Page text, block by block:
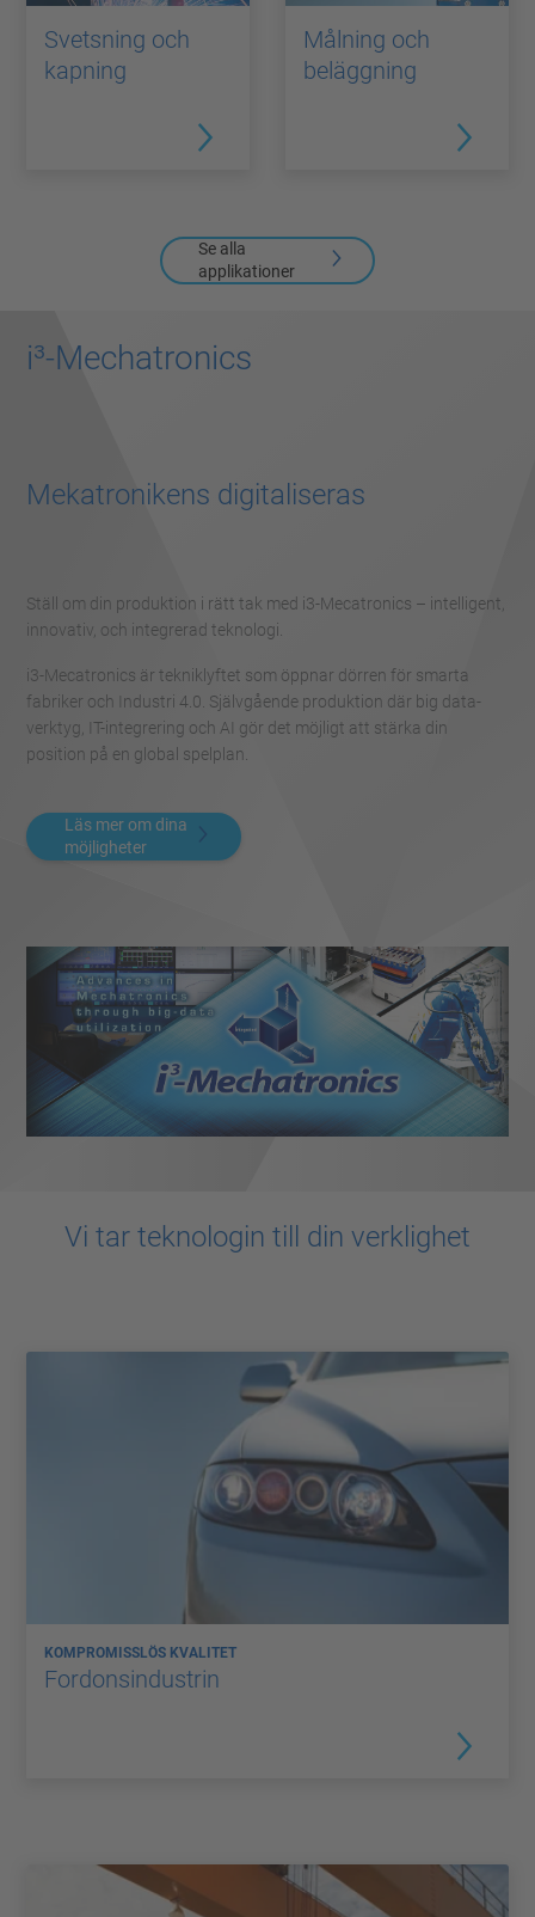
Svetsning och
kapning
Målning och
beläggning
Se alla
applikationer
i³-Mechatronics
Mekatronikens digitaliseras
Ställ om din produktion i rätt tak med i3-Mecatronics – intelligent,
innovativ, och integrerad teknologi.
i3-Mecatronics är tekniklyftet som öppnar dörren för smarta
fabriker och Industri 4.0. Självgående produktion där big data-
verktyg, IT-integrering och AI gör det möjligt att stärka din
position på en global spelplan.
Läs mer om dina
möjligheter
Vi tar teknologin till din verklighet
KOMPROMISSLÖS KVALITET
Fordonsindustrin